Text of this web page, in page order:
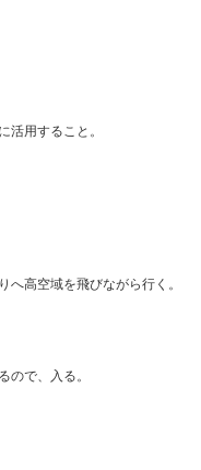
活用すること。
高空域を飛びながら行く。
ので、入る。